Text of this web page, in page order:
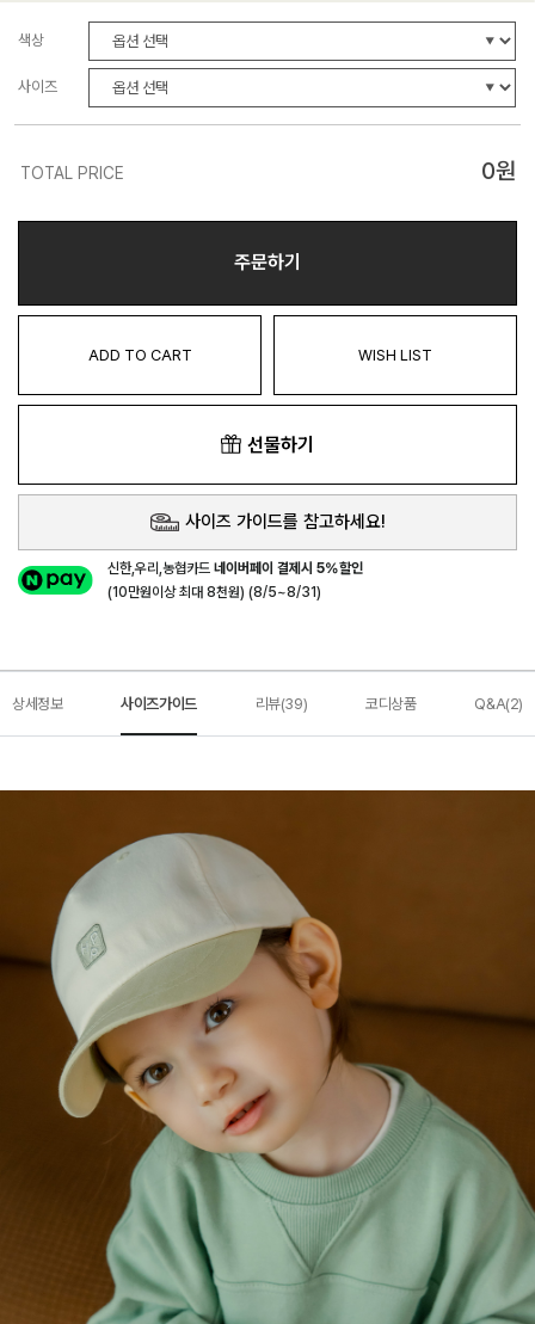
색상
사이즈
TOTAL PRICE 0원
주문하기
ADD TO CART WISH LIST
선물하기
사이즈 가이드를 참고하세요!
신한,우리,농협카드네이버페이 결제시 5%할인
(10만원이상 최대 8천원) (8/5~8/31)
상세정보 사이즈가이드 리뷰(39) 코디상품 Q&A(2)